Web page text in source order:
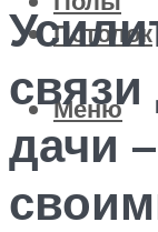
Потолок
Меню
дачи